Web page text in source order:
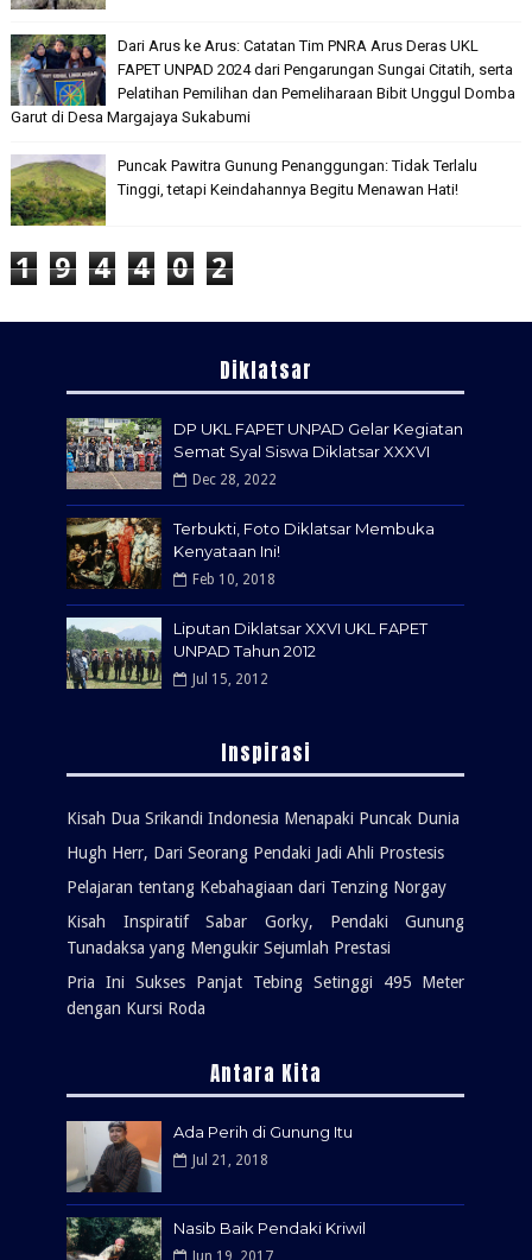
Dari Arus ke Arus: Catatan Tim PNRA Arus Deras UKL
FAPET UNPAD 2024 dari Pengarungan Sungai Citatih, serta
Pelatihan Pemilihan dan Pemeliharaan Bibit Unggul Domba
Garut di Desa Margajaya Sukabumi
Puncak Pawitra Gunung Penanggungan: Tidak Terlalu
Tinggi, tetapi Keindahannya Begitu Menawan Hati!
1 9 4 4 0 2
Diklatsar
DP UKL FAPET UNPAD Gelar Kegiatan
Semat Syal Siswa Diklatsar XXXVI
Dec 28, 2022
Terbukti, Foto Diklatsar Membuka
Kenyataan Ini!
Feb 10, 2018
Liputan Diklatsar XXVI UKL FAPET
UNPAD Tahun 2012
Jul 15, 2012
Inspirasi
Kisah Dua Srikandi Indonesia Menapaki Puncak Dunia
Hugh Herr, Dari Seorang Pendaki Jadi Ahli Prostesis
Pelajaran tentang Kebahagiaan dari Tenzing Norgay
Kisah Inspiratif Sabar Gorky, Pendaki Gunung
Tunadaksa yang Mengukir Sejumlah Prestasi
Pria Ini Sukses Panjat Tebing Setinggi 495 Meter
dengan Kursi Roda
Antara Kita
Ada Perih di Gunung Itu
Jul 21, 2018
Nasib Baik Pendaki Kriwil
Jun 19, 2017